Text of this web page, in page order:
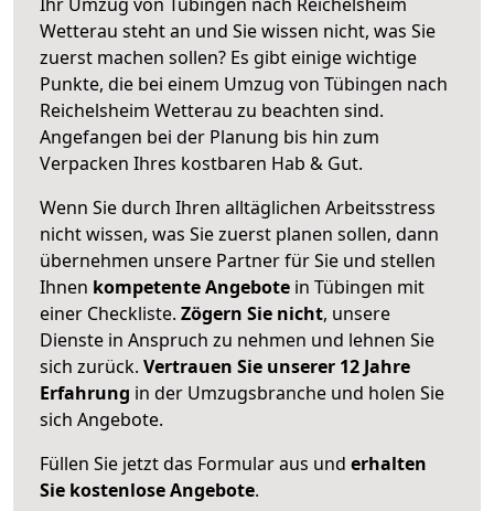
Wetterau steht an und Sie wissen nicht, was Sie
zuerst machen sollen? Es gibt einige wichtige
Punkte, die bei einem Umzug von Tübingen nach
Reichelsheim Wetterau zu beachten sind.
Angefangen bei der Planung bis hin zum
Verpacken Ihres kostbaren Hab & Gut.
Wenn Sie durch Ihren alltäglichen Arbeitsstress
nicht wissen, was Sie zuerst planen sollen, dann
übernehmen unsere Partner für Sie und stellen
Ihnen kompetente Angebote in Tübingen mit
einer Checkliste. Zögern Sie nicht, unsere
Dienste in Anspruch zu nehmen und lehnen Sie
sich zurück. Vertrauen Sie unserer 12 Jahre
Erfahrung in der Umzugsbranche und holen Sie
sich Angebote.
Füllen Sie jetzt das Formular aus und erhalten
Sie kostenlose Angebote.